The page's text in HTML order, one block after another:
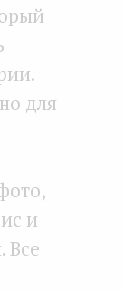
для
и
Все